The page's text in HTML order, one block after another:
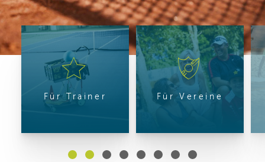
Für Trainer Für Vereine